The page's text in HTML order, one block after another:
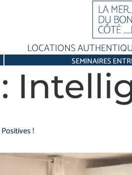
LOCATIONS
SEMINAIRES
!